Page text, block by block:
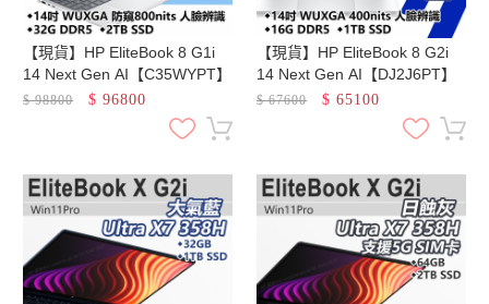
【現貨】HP EliteBook 8 G1i
14 Next Gen AI【C35WYPT】
$98800 $ 96800
【現貨】HP EliteBook 8 G2i
14 Next Gen AI【DJ2J6PT】
$67600 $ 65100